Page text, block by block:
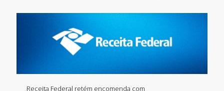
Receita Federal retém encomenda com